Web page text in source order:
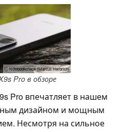
ⓘ Notebookcheck (Marcus Herbrich)
Pro в обзоре
Pro впечатляет в нашем
дизайном и мощным
Несмотря на сильное